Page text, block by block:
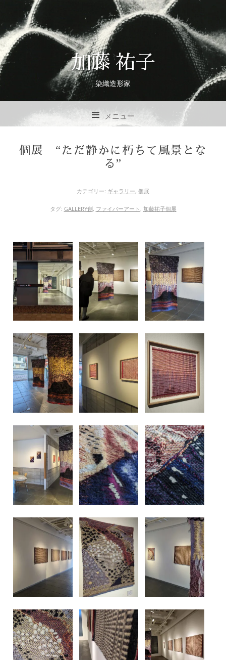
加藤 祐子
染織造形家
メニュー
個展 “ただ静かに朽ちて風景とな
る”
カテゴリー: ギャラリー, 個展
タグ: GALLERY創, ファイバーアート , 加藤祐子個展